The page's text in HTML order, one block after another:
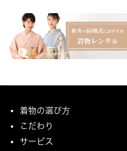
着物の選び方
こだわり
サービス